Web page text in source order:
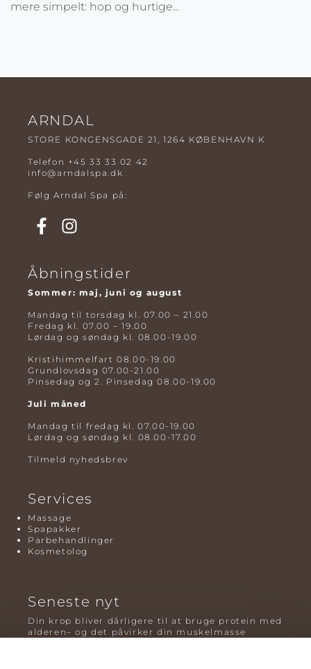
mere simpelt: hop og hurtige...
ARNDAL
STORE KONGENSGADE 21, 1264 KØBENHAVN K
Telefon +45 33 33 02 42
info@arndalspa.dk
Følg Arndal Spa på:
Åbningstider
Sommer: maj, juni og august
Mandag til torsdag kl. 07.00 – 21.00
Fredag kl. 07.00 – 19.00
Lørdag og søndag kl. 08.00-19.00
Kristihimmelfart 08.00-19.00
Grundlovsdag 07.00-21.00
Pinsedag og 2. Pinsedag 08.00-19.00
Juli måned
Mandag til fredag kl. 07.00-19.00
Lørdag og søndag kl. 08.00-17.00
Tilmeld nyhedsbrev
Services
Massage
Spapakker
Parbehandlinger
Kosmetolog
Seneste nyt
Din krop bliver dårligere til at bruge protein med
alderen– og det påvirker din muskelmasse